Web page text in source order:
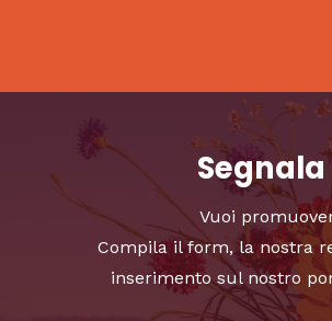
Vuoi
Compila il form, la nostra
inserimento sul nostro